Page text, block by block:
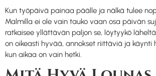
Kun työpäivä painaa päälle ja nälkä tulee
Malmilla ei ole vain tauko vaan osa päivän
ratkaisee yllättävän paljon se, löytyykö
on oikeasti hyvää, annokset riittäviä ja käynti
kun aikaa on vain hetki.